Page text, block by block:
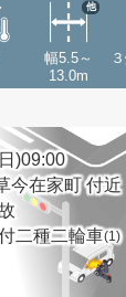
幅5.5～
13.0m
他
)09:00
今在家町 付近
二種二輪車(1)